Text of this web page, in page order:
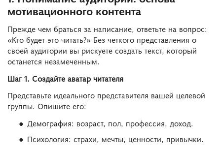
мотивационного контента
Прежде чем браться за написание, ответьте на вопрос:
«Кто будет это читать?» Без четкого представления о
своей аудитории вы рискуете создать текст, который
останется незамеченным.
Шаг 1. Создайте аватар читателя
Представьте идеального представителя вашей целевой
группы. Опишите его:
Демография: возраст, пол, профессия, доход.
Психология: страхи, мечты, ценности, привычки.